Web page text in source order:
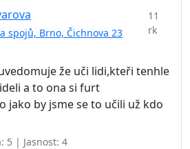
spojů, Brno, Čichnova 23
11
rk
že uči lidi,kteři tenhle
a to ona si furt
jako by jsme se to učili už kdo
5 | Jasnost: 4